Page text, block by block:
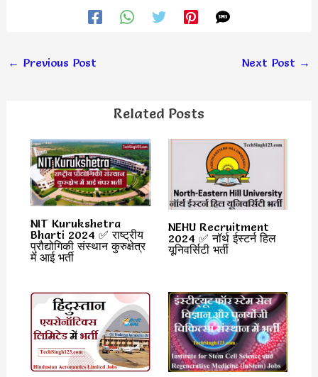
← Previous Post Next Post →
Related Posts
NIT Kurukshetra
Bharti 2024 ✅ राष्ट्रीय
प्रौद्योगिकी संस्थान कुरुक्षेत्र
में आई भर्ती
NEHU Recruitment
2024 ✅ नॉर्थ ईस्टर्न हिल
यूनिवर्सिटी भर्ती